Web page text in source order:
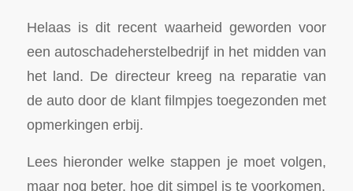
Helaas is dit recent waarheid geworden voor
een autoschadeherstelbedrijf in het midden van
het land. De directeur kreeg na reparatie van
de auto door de klant filmpjes toegezonden met
opmerkingen erbij.
Lees hieronder welke stappen je moet volgen,
maar nog beter, hoe dit simpel is te voorkomen.